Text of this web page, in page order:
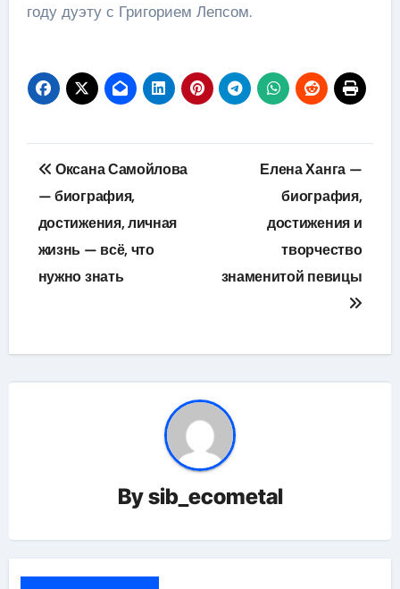
году дуэту с Григорием Лепсом.
Навигация
по
записям
Оксана Самойлова
— биография,
достижения, личная
жизнь — всё, что
нужно знать
Елена Ханга —
биография,
достижения и
творчество
знаменитой певицы
Bysib_ecometal